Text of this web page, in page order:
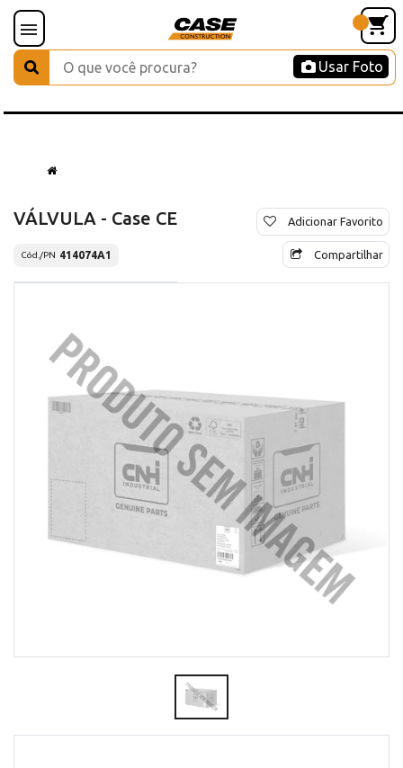
Usar Foto
VÁLVULA - Case CE
Cód./PN 414074A1
Adicionar Favorito
Compartilhar